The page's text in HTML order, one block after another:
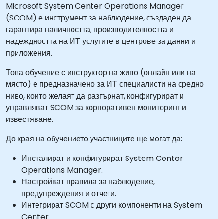
Microsoft System Center Operations Manager
(SCOM) е инструмент за наблюдение, създаден да
гарантира наличността, производителността и
надеждността на ИТ услугите в центрове за данни и
приложения.
Това обучение с инструктор на живо (онлайн или на
място) е предназначено за ИТ специалисти на средно
ниво, които желаят да разгърнат, конфигурират и
управляват SCOM за корпоративен мониторинг и
известяване.
До края на обучението участниците ще могат да:
Инсталират и конфигурират System Center
Operations Manager.
Настройват правила за наблюдение,
предупреждения и отчети.
Интегрират SCOM с други компоненти на System